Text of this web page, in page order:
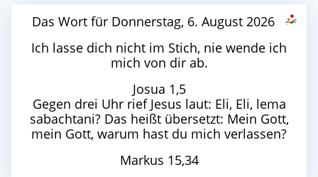
Das Wort für Donnerstag, 6. August 2026
Ich lasse dich nicht im Stich, nie wende ich
mich von dir ab.
Josua 1,5
Gegen drei Uhr rief Jesus laut: Eli, Eli, lema
sabachtani? Das heißt übersetzt: Mein Gott,
mein Gott, warum hast du mich verlassen?
Markus 15,34